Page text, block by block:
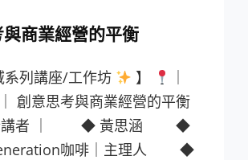
商業經營的平衡
系列講座/工作坊 】
創意思考與商業經營的平衡
於講者 ｜ ◆ 黃思涵 ◆
咖啡｜主理人 ◆